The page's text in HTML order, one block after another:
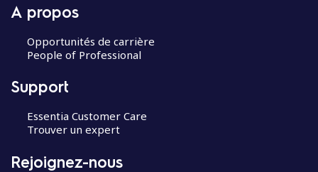
A propos
Opportunités de carrière
People of Professional
Support
Essentia Customer Care
Trouver un expert
Rejoignez-nous